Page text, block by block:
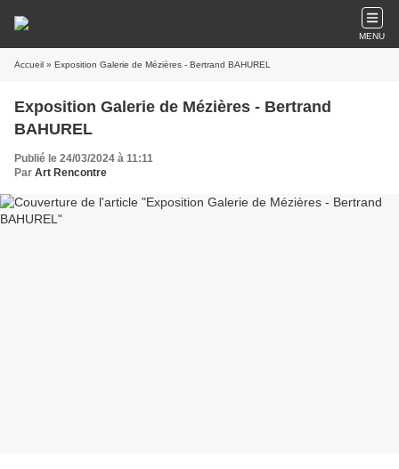
MENU
Accueil » Exposition Galerie de Mézières - Bertrand BAHUREL
Exposition Galerie de Mézières - Bertrand
BAHUREL
Publié le 24/03/2024 à 11:11
Par Art Rencontre